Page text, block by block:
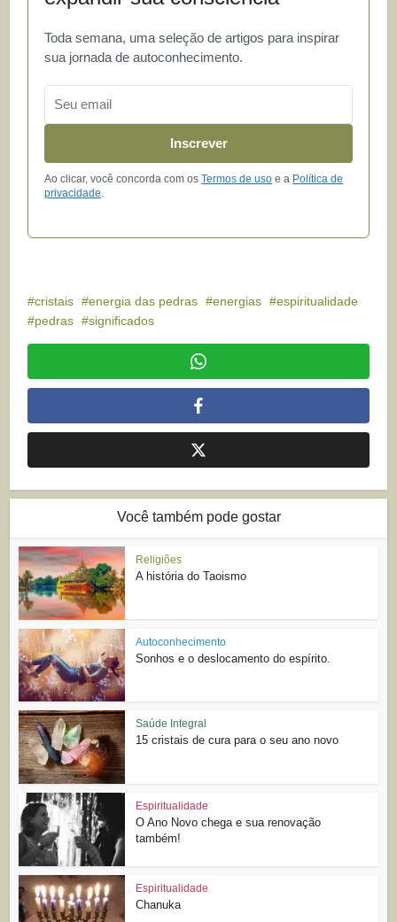
Toda semana, uma seleção de artigos para inspirar
sua jornada de autoconhecimento.
Inscrever
Ao clicar, você concorda com osTermos de uso e a Política de
privacidade.
cristais energia das pedras energias
espiritualidade
pedras
significados
Você também pode gostar
Religiões
A história do Taoismo
Autoconhecimento
Sonhos e o deslocamento do espírito.
Saúde Integral
15 cristais de cura para o seu ano novo
Espiritualidade
O Ano Novo chega e sua renovação
também!
Espiritualidade
Chanuka